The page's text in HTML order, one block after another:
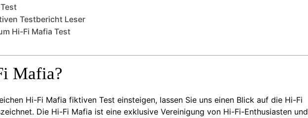
Testbericht Leser
Hi-Fi Mafia Test
Mafia?
Hi-Fi Mafia fiktiven Test einsteigen, lassen Sie uns einen Blick auf die Hi-Fi
Die Hi-Fi Mafia ist eine exklusive Vereinigung von Hi-Fi-Enthusiasten und